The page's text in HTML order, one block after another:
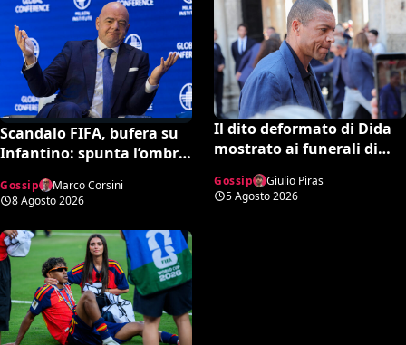
Scandalo FIFA, bufera su
Infantino: spunta l’ombra
pagata dalla UEFA
Gossip
Marco Corsini
8 Agosto 2026
Il dito deformato di Dida
mostrato ai funerali di
portiere?
Gossip
Giulio Piras
5 Agosto 2026